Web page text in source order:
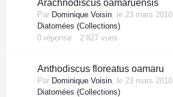
Arachnodiscus oamaruensis
Par Dominique Voisin, le 23 mars 2010
Diatomées (Collections)
0 réponse 2 827 vues
Anthodiscus floreatus oamaru
Par Dominique Voisin, le 23 mars 2010
Diatomées (Collections)